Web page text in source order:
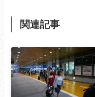
関連記事